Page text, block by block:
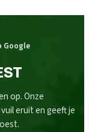
Google
op. Onze
eruit en geeft je